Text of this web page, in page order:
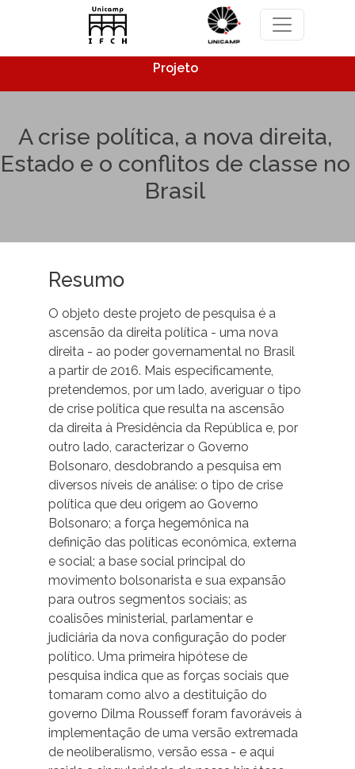
Pular para o conteúdo principal
Projeto
A crise política, a nova direita,
Estado e o conflitos de classe no
Brasil
Resumo
O objeto deste projeto de pesquisa é a
ascensão da direita política - uma nova
direita - ao poder governamental no Brasil
a partir de 2016. Mais especificamente,
pretendemos, por um lado, averiguar o tipo
de crise política que resulta na ascensão
da direita à Presidência da República e, por
outro lado, caracterizar o Governo
Bolsonaro, desdobrando a pesquisa em
diversos níveis de análise: o tipo de crise
política que deu origem ao Governo
Bolsonaro; a força hegemônica na
definição das políticas econômica, externa
e social; a base social principal do
movimento bolsonarista e sua expansão
para outros segmentos sociais; as
coalisões ministerial, parlamentar e
judiciária da nova configuração do poder
político. Uma primeira hipótese de
pesquisa indica que as forças sociais que
tomaram como alvo a destituição do
governo Dilma Rousseff foram favoráveis à
implementação de uma versão extremada
de neoliberalismo, versão essa - e aqui